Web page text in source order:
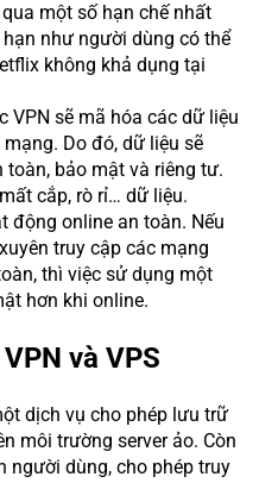
một số hạn chế nhất
như người dùng có thể
không khả dụng tại
VPN sẽ mã hóa các dữ liệu
Do đó, dữ liệu sẽ
bảo mật và riêng tư.
cắp, rò rỉ… dữ liệu.
động online an toàn. Nếu
truy cập các mạng
thì việc sử dụng một
hơn khi online.
và VPS
dịch vụ cho phép lưu trữ
môi trường server ảo. Còn
người dùng, cho phép truy